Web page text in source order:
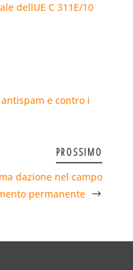
dellUE C 311E/10
e contro i
PROSSIMO
dazione nel campo
permanente